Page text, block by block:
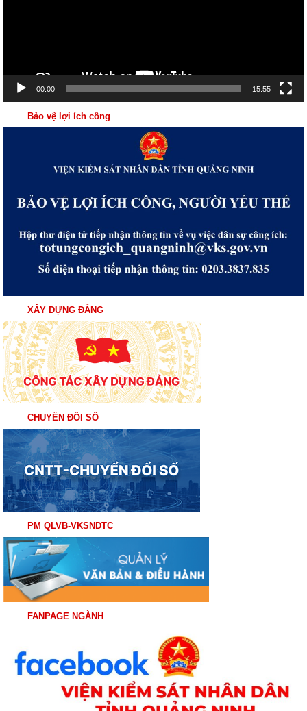
00:00 15:55
Bảo vệ lợi ích công
XÂY DỰNG ĐẢNG
CHUYỂN ĐỔI SỐ
PM QLVB-VKSNDTC
FANPAGE NGÀNH